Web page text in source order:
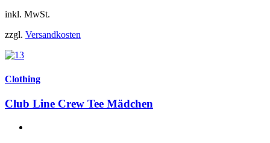
inkl. MwSt.
zzgl. Versandkosten
Clothing
Club Line Crew Tee Mädchen